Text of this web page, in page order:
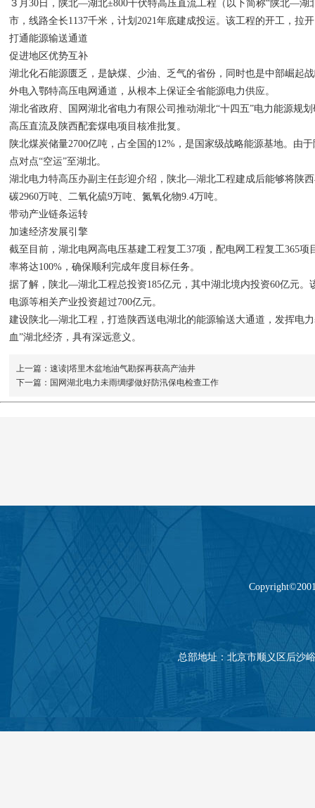
３月30日，陕北—湖北±800千伏特高压直流工程（以下简称“陕北—
市，线路全长1137千米，计划2021年底建成投运。该工程的开工，拉
打通能源输送通道
促进地区优势互补
湖北化石能源匮乏，是缺煤、少油、乏气的省份，同时也是中部崛起
外电入鄂特高压电网通道，从根本上保证全省能源电力供应。
湖北省政府、国网湖北省电力有限公司推动湖北“十四五”电力能源
高压直流及陕西配套煤电项目核准批复。
陕北煤炭储量2700亿吨，占全国的12%，是国家级战略能源基地。
点对点“空运”至湖北。
湖北电力特高压办副主任彭迎介绍，陕北—湖北工程建成后能够将陕
碳2960万吨、二氧化硫9万吨、氮氧化物9.4万吨。
带动产业链条运转
加速经济发展引擎
截至目前，湖北电网高电压基建工程复工37项，配电网工程复工365
率将达100%，确保顺利完成年度目标任务。
据了解，陕北—湖北工程总投资185亿元，其中湖北境内投资60亿元
电源等相关产业投资超过700亿元。
建设陕北—湖北工程，打造陕西送电湖北的能源输送大通道，发挥电
血”湖北经济，具有深远意义。
上一篇：速读|塔里木盆地油气勘探再获高产油井
下一篇：国网湖北电力未雨绸缪做好防汛保电检查工作
总部地址：北京市顺义区后沙